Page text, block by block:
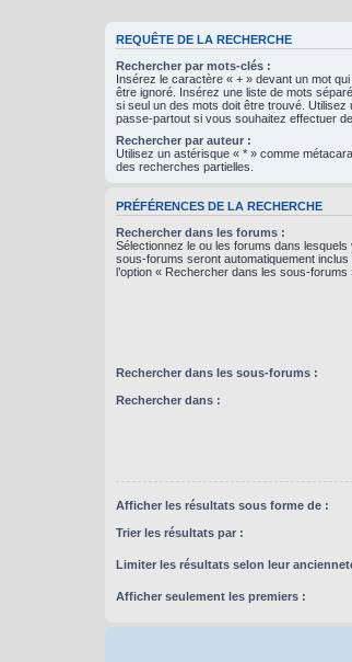
REQUÊTE DE LA RECHERCHE
Rechercher par mots-clés :
Insérez le caractère « + » devant un mot
être ignoré. Insérez une liste de mots
si seul un des mots doit être trouvé.
passe-partout si vous souhaitez effectuer
Rechercher par auteur :
Utilisez un astérisque « * » comme
des recherches partielles.
PRÉFÉRENCES DE LA RECHERCHE
Rechercher dans les forums :
Sélectionnez le ou les forums dans
sous-forums seront automatiquement
l’option « Rechercher dans les sous-forums
Rechercher dans les sous-forums :
Rechercher dans :
Afficher les résultats sous forme de :
Trier les résultats par :
Limiter les résultats selon leur
Afficher seulement les premiers :